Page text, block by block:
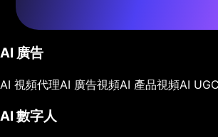
AI 廣告
AI 視頻代理AI 廣告視頻AI 產品視頻AI
AI 數字人